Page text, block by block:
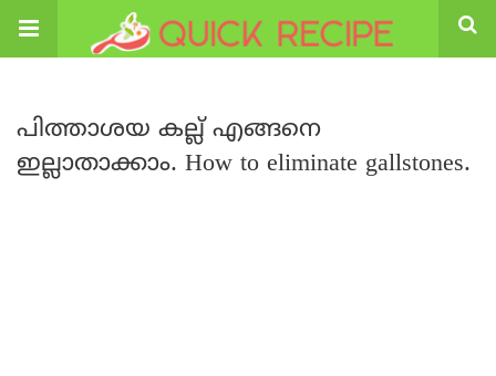
പിത്താശയ കല്ല് എങ്ങനെ
ഇല്ലാതാക്കാം. How to eliminate gallstones.